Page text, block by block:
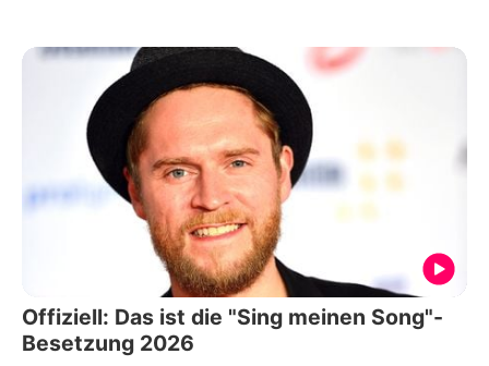
Offiziell: Das ist die "Sing meinen Song"-
Besetzung 2026